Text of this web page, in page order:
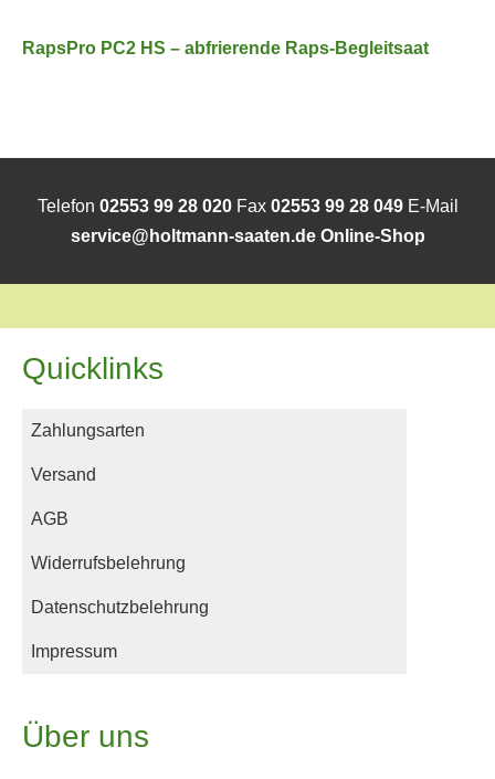
RapsPro PC2 HS – abfrierende Raps-Begleitsaat
Telefon 02553 99 28 020Fax 02553 99 28 049E-Mail
service@holtmann-saaten.de Online-Shop
Quicklinks
Zahlungsarten
Versand
AGB
Widerrufsbelehrung
Datenschutzbelehrung
Impressum
Über uns